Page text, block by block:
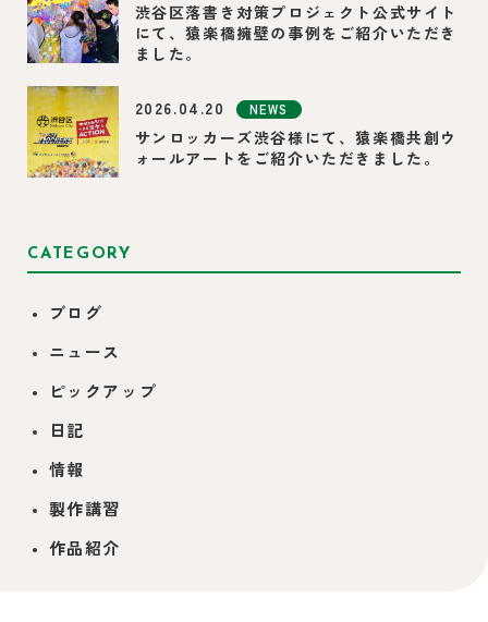
渋谷区落書き対策プロジェクト公式サイト
にて、猿楽橋擁壁の事例をご紹介いただき
ました。
2026.04.20 NEWS
サンロッカーズ渋谷様にて、猿楽橋共創ウ
ォールアートをご紹介いただきました。
CATEGORY
ブログ
ニュース
ピックアップ
日記
情報
製作講習
作品紹介